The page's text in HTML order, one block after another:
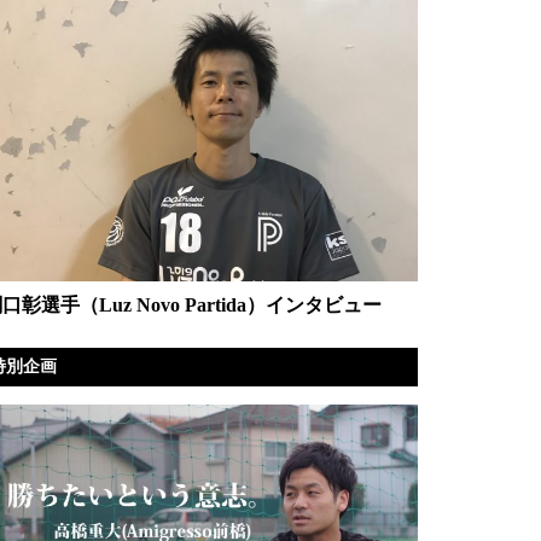
彰選手（Luz Novo Partida）インタビュー
別企画